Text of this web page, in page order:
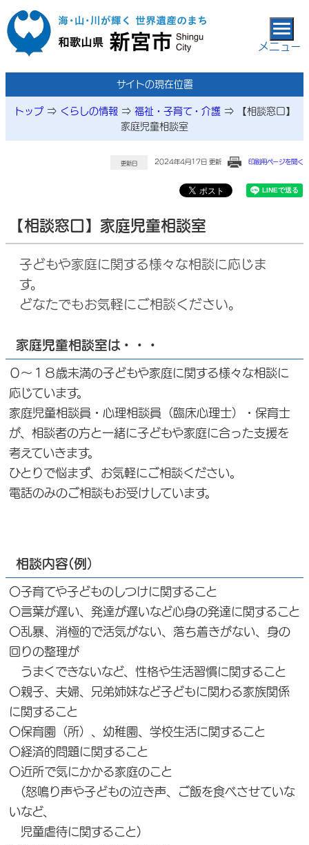
本文へ移動
メニュー
サイトの現在位置
トップ⇒ くらしの情報⇒ 福祉・子育て・介護 ⇒
【相談窓口】
家庭児童相談室
更新日 2024年4月17日 更新 印刷用ページを開く
【相談窓口】家庭児童相談室
子どもや家庭に関する様々な相談に応じま
す。
どなたでもお気軽にご相談ください。
家庭児童相談室は・・・
０～１８歳未満の子どもや家庭に関する様々な相談に
応じています。
家庭児童相談員・心理相談員（臨床心理士）・保育士
が、相談者の方と一緒に子どもや家庭に合った支援を
考えていきます。
ひとりで悩まず、お気軽にご相談ください。
電話のみのご相談もお受けしています。
相談内容(例）
〇子育てや子どものしつけに関すること
〇言葉が遅い、発達が遅いなど心身の発達に関すること
〇乱暴、消極的で活気がない、落ち着きがない、身の
回りの整理が
うまくできないなど、性格や生活習慣に関すること
〇親子、夫婦、兄弟姉妹など子どもに関わる家族関係
に関すること
〇保育園（所）、幼稚園、学校生活に関すること
〇経済的問題に関すること
〇近所で気にかかる家庭のこと
(怒鳴り声や子どもの泣き声、ご飯を食べさせていな
いなど、
児童虐待に関すること)